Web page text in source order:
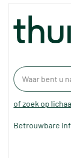
of zoek op
Betrouwbare